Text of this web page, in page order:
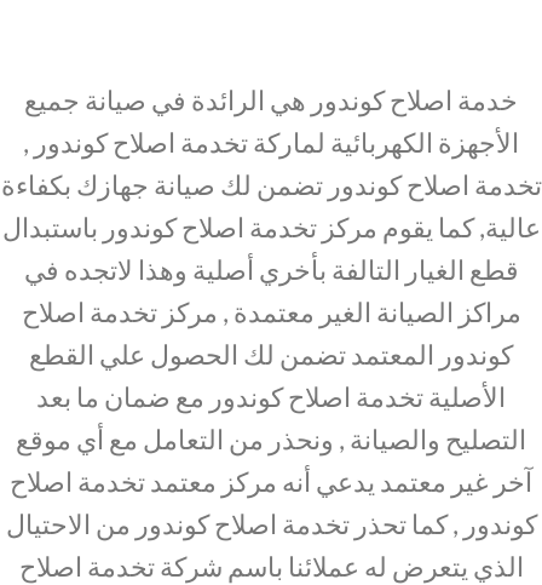
خدمة اصلاح كوندور هي الرائدة في صيانة جميع
الأجهزة الكهربائية لماركة تخدمة اصلاح كوندور ,
تخدمة اصلاح كوندور تضمن لك صيانة جهازك بكفاءة
عالية, كما يقوم مركز تخدمة اصلاح كوندور باستبدال
قطع الغيار التالفة بأخري أصلية وهذا لاتجده في
مراكز الصيانة الغير معتمدة , مركز تخدمة اصلاح
كوندور المعتمد تضمن لك الحصول علي القطع
الأصلية تخدمة اصلاح كوندور مع ضمان ما بعد
التصليح والصيانة , ونحذر من التعامل مع أي موقع
آخر غير معتمد يدعي أنه مركز معتمد تخدمة اصلاح
كوندور , كما تحذر تخدمة اصلاح كوندور من الاحتيال
الذي يتعرض له عملائنا باسم شركة تخدمة اصلاح